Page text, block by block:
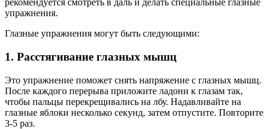
рекомендуется смотреть в даль и делать специальные глазные
упражнения.
Глазные упражнения могут быть следующими:
1. Расстягивание глазных мышц
Это упражнение поможет снять напряжение с глазных мышц.
После каждого перерыва приложите ладони к глазам так,
чтобы пальцы перекрещивались на лбу. Надавливайте на
глазные яблоки несколько секунд, затем отпустите. Повторите
3-5 раз.